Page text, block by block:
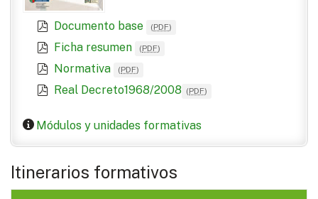
Documento base (PDF)
Ficha resumen (PDF)
Normativa (PDF)
Real Decreto1968/2008 (PDF)
Módulos y unidades formativas
Itinerarios formativos